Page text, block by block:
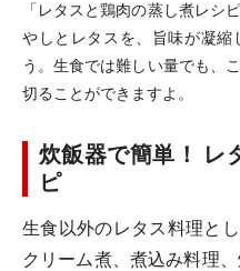
「レタスと鶏肉の蒸し煮レシ
やしとレタスを、旨味が凝縮
う。生食では難しい量でも、
切ることができますよ。
炊飯器で簡単！ レ
ピ
生食以外のレタス料理と
クリーム煮、煮込み料理